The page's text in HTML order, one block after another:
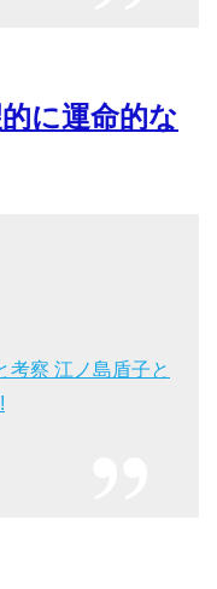
に運命的な
考察 江ノ島盾子と